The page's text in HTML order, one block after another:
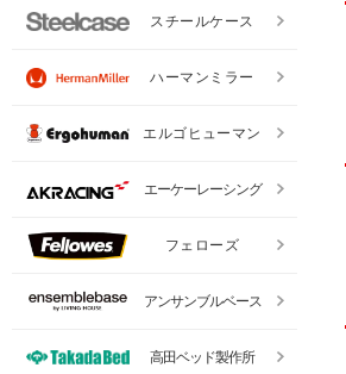
スチールケース
ハーマンミラー
エルゴヒューマン
エーケーレーシング
フェローズ
アンサンブルベース
高田ベッド製作所